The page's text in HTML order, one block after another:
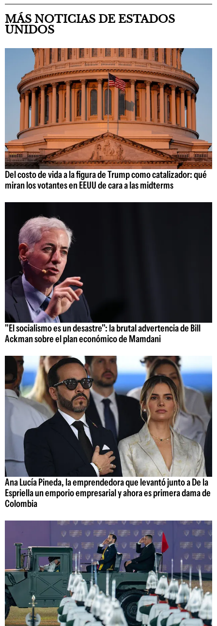
MÁS NOTICIAS DE ESTADOS
UNIDOS
Del costo de vida a la figura de Trump como catalizador: qué
miran los votantes en EEUU de cara a las midterms
"El socialismo es un desastre": la brutal advertencia de Bill
Ackman sobre el plan económico de Mamdani
Ana Lucía Pineda, la emprendedora que levantó junto a De la
Espriella un emporio empresarial y ahora es primera dama de
Colombia